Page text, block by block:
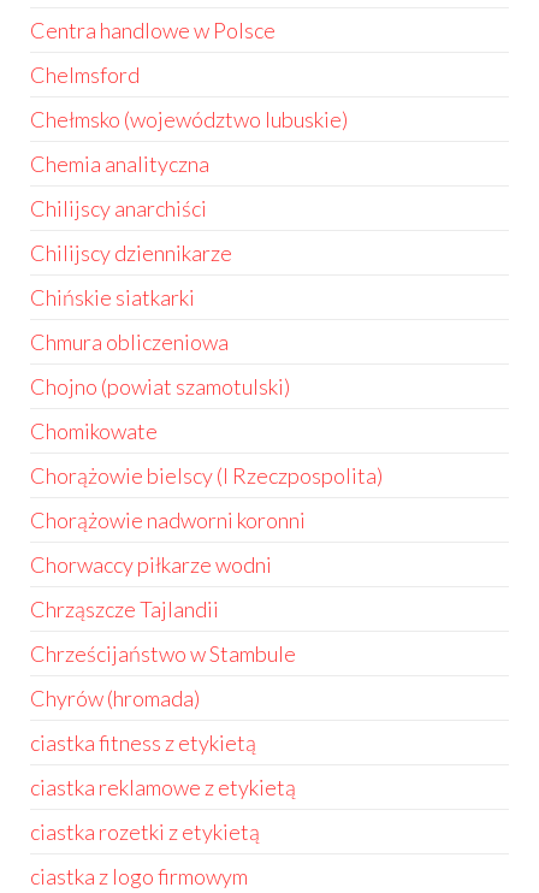
Centra handlowe w Polsce
Chelmsford
Chełmsko (województwo lubuskie)
Chemia analityczna
Chilijscy anarchiści
Chilijscy dziennikarze
Chińskie siatkarki
Chmura obliczeniowa
Chojno (powiat szamotulski)
Chomikowate
Chorążowie bielscy (I Rzeczpospolita)
Chorążowie nadworni koronni
Chorwaccy piłkarze wodni
Chrząszcze Tajlandii
Chrześcijaństwo w Stambule
Chyrów (hromada)
ciastka fitness z etykietą
ciastka reklamowe z etykietą
ciastka rozetki z etykietą
ciastka z logo firmowym